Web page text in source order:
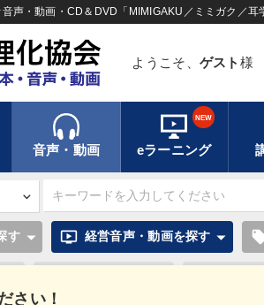
声・動画・CD＆DVD「MIMIGAKU／ミミガク／耳
ようこそ、 ゲスト 様
音声・動画 eラーニング
NEW
さい！
す ondemand_video 経営音声・動画を探す
成功哲学